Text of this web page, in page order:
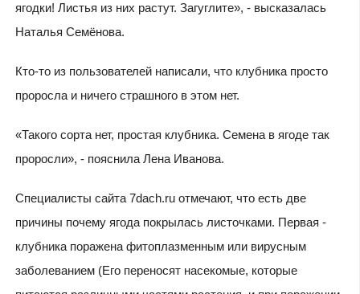
ягодки! Листья из них растут. Загуглите», - высказалась
Наталья Семёнова.
Кто-то из пользователей написали, что клубника просто
проросла и ничего страшного в этом нет.
«Такого сорта нет, простая клубника. Семена в ягоде так
проросли», - пояснила Лена Иванова.
Специалисты сайта 7dach.ru отмечают, что есть две
причины почему ягода покрылась листочками. Первая -
клубника поражена фитоплазменным или вирусным
заболеванием (Его переносят насекомые, которые